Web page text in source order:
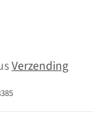
Verzending